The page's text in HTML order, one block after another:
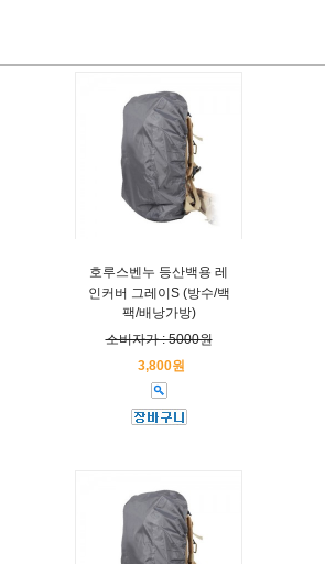
호루스벤누 등산백용 레
인커버 그레이S (방수/백
팩/배낭가방)
소비자가 : 5000원
3,800원